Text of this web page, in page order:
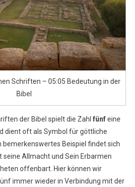
Schriften – 05:05 Bedeutung in der
Bibel
der Bibel spielt die Zahl fünfeine
dient oft als Symbol für göttliche
bemerkenswertes Beispiel findet sich
seine Allmacht und Sein Erbarmen
offenbart. Hier können wir
immer wieder in Verbindung mit der